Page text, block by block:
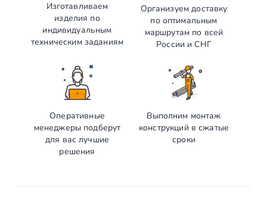
Изготавливаем
изделия по
индивидуальным
техническим заданиям
Организуем доставку
по оптимальным
маршрутам по всей
России и СНГ
Оперативные
менеджеры подберут
для вас лучшие
решения
Выполним монтаж
конструкций в сжатые
сроки